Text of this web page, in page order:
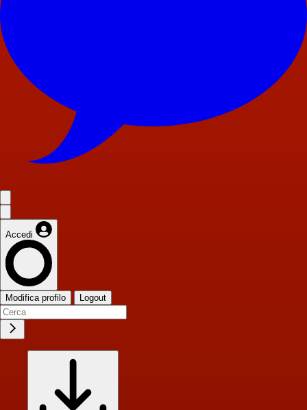
Accedi
Modifica profilo Logout